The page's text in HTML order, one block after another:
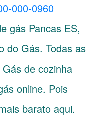
000-0960
gás Pancas ES,
do Gás. Todas as
de cozinha
online. Pois
barato aqui.